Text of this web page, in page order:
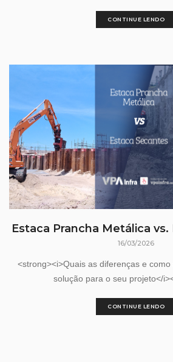
CONTINUE LENDO
Estaca Prancha Metálica
16/03/2026
<strong><i>Quais as diferenças e
solução para o seu projeto</
CONTINUE LENDO